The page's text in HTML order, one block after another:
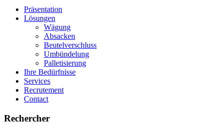
Präsentation
Lösungen
Wägung
Absacken
Beutelverschluss
Umbündelung
Palletisierung
Ihre Bedürfnisse
Services
Recrutement
Contact
Rechercher